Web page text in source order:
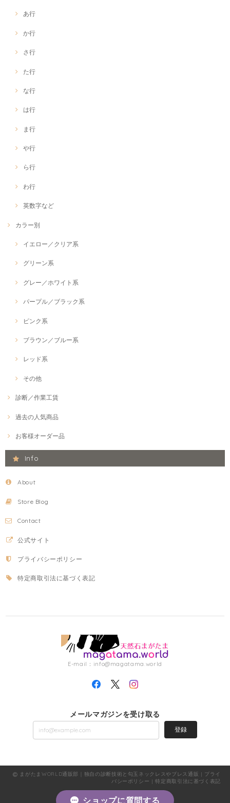
あ行
か行
さ行
た行
な行
は行
ま行
や行
ら行
わ行
英数字など
カラー別
イエロー／クリア系
グリーン系
グレー／ホワイト系
パープル／ブラック系
ピンク系
ブラウン／ブルー系
レッド系
その他
診断／作業工賃
過去の人気商品
お客様オーダー品
Info
About
Store Blog
Contact
公式サイト
プライバシーポリシー
特定商取引法に基づく表記
E-mail： info@magatama.world
メールマガジンを受け取る
登録
まがたまWORLD通販部｜独自の診断技術と勾玉ネックレスやブレス通販 | プライ
バシーポリシー |特定商取引法に基づく表記
ショップに質問する